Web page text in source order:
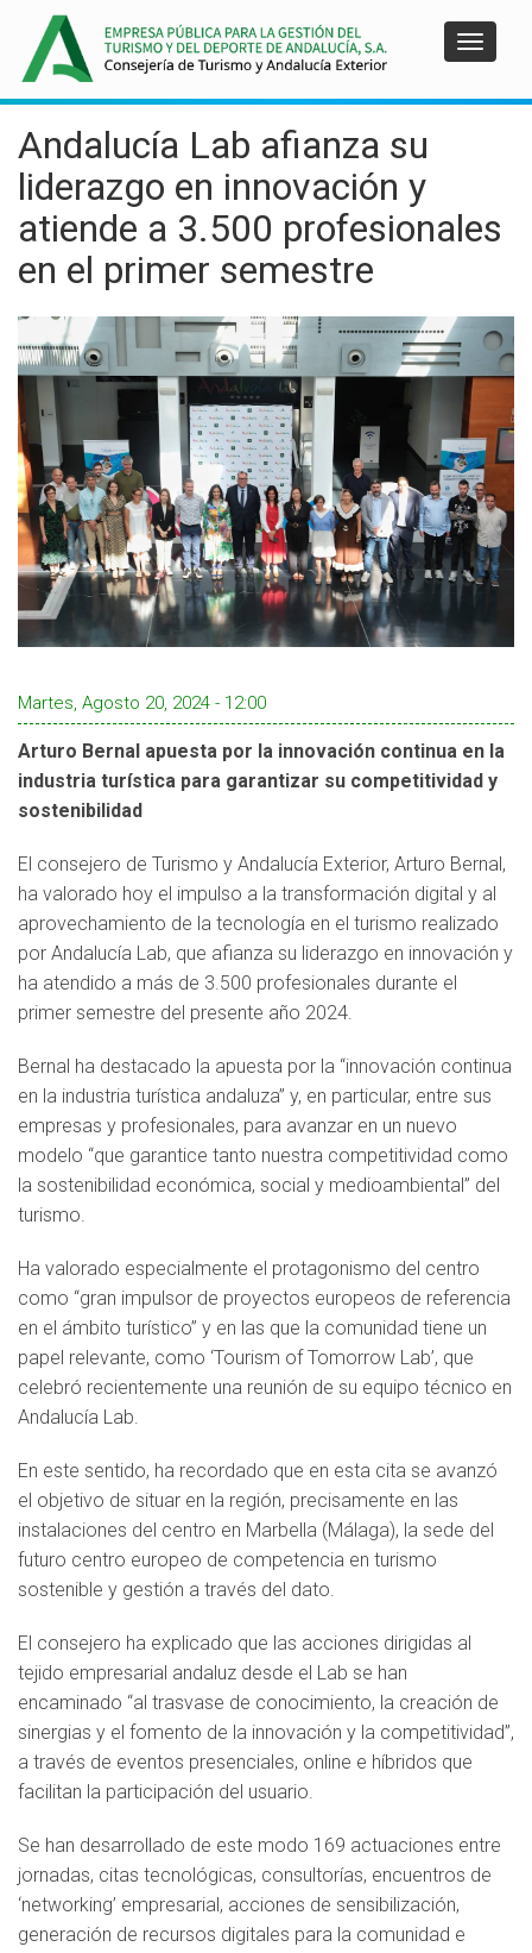
contenido
principal
Toggle
Andalucía Lab afianza su
liderazgo en innovación y
atiende a 3.500 profesionales
en el primer semestre
Martes, Agosto 20, 2024 - 12:00
Arturo Bernal apuesta por la innovación continua en la
industria turística para garantizar su competitividad y
sostenibilidad
El consejero de Turismo y Andalucía Exterior, Arturo Bernal,
ha valorado hoy el impulso a la transformación digital y al
aprovechamiento de la tecnología en el turismo realizado
por Andalucía Lab, que afianza su liderazgo en innovación y
ha atendido a más de 3.500 profesionales durante el
primer semestre del presente año 2024.
Bernal ha destacado la apuesta por la “innovación continua
en la industria turística andaluza” y, en particular, entre sus
empresas y profesionales, para avanzar en un nuevo
modelo “que garantice tanto nuestra competitividad como
la sostenibilidad económica, social y medioambiental” del
turismo.
Ha valorado especialmente el protagonismo del centro
como “gran impulsor de proyectos europeos de referencia
en el ámbito turístico” y en las que la comunidad tiene un
papel relevante, como ‘Tourism of Tomorrow Lab’, que
celebró recientemente una reunión de su equipo técnico en
Andalucía Lab.
En este sentido, ha recordado que en esta cita se avanzó
el objetivo de situar en la región, precisamente en las
instalaciones del centro en Marbella (Málaga), la sede del
futuro centro europeo de competencia en turismo
sostenible y gestión a través del dato.
El consejero ha explicado que las acciones dirigidas al
tejido empresarial andaluz desde el Lab se han
encaminado “al trasvase de conocimiento, la creación de
sinergias y el fomento de la innovación y la competitividad”,
a través de eventos presenciales, online e híbridos que
facilitan la participación del usuario.
Se han desarrollado de este modo 169 actuaciones entre
jornadas, citas tecnológicas, consultorías, encuentros de
‘networking’ empresarial, acciones de sensibilización,
generación de recursos digitales para la comunidad e